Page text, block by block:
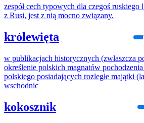
zespół cech typowych dla czegoś ruskiego
z Rusi, jest z nią mocno związany.
królewięta
w publikacjach historycznych (zwłaszcza
określenie polskich magnatów pochodzenia
polskiego posiadających rozległe majątki
wschodnic
kokosznik